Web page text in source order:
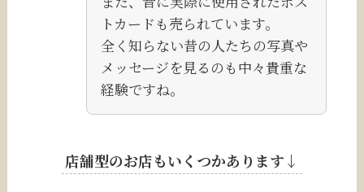
トカードも売られています。
全く知らない昔の人たちの写真や
メッセージを見るのも中々貴重な
経験ですね。
店舗型のお店もいくつかあります↓